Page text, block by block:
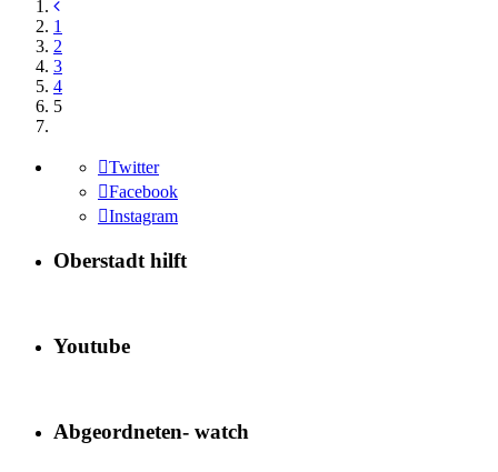
1
2
3
4
5
Twitter
Facebook
Instagram
Oberstadt hilft
Youtube
Abgeordneten- watch